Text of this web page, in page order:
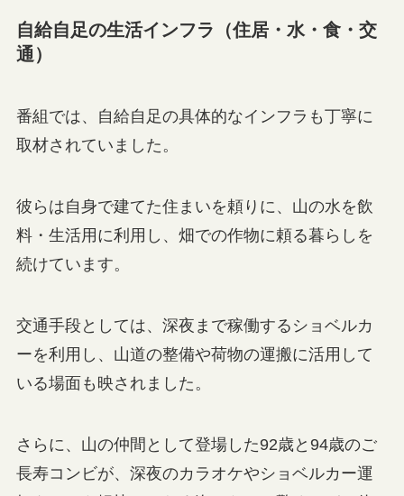
自給自足の生活インフラ（住居・水・食・交
通）
番組では、自給自足の具体的なインフラも丁寧に
取材されていました。
彼らは自身で建てた住まいを頼りに、山の水を飲
料・生活用に利用し、畑での作物に頼る暮らしを
続けています。
交通手段としては、深夜まで稼働するショベルカ
ーを利用し、山道の整備や荷物の運搬に活用して
いる場面も映されました。
さらに、山の仲間として登場した92歳と94歳のご
長寿コンビが、深夜のカラオケやショベルカー運